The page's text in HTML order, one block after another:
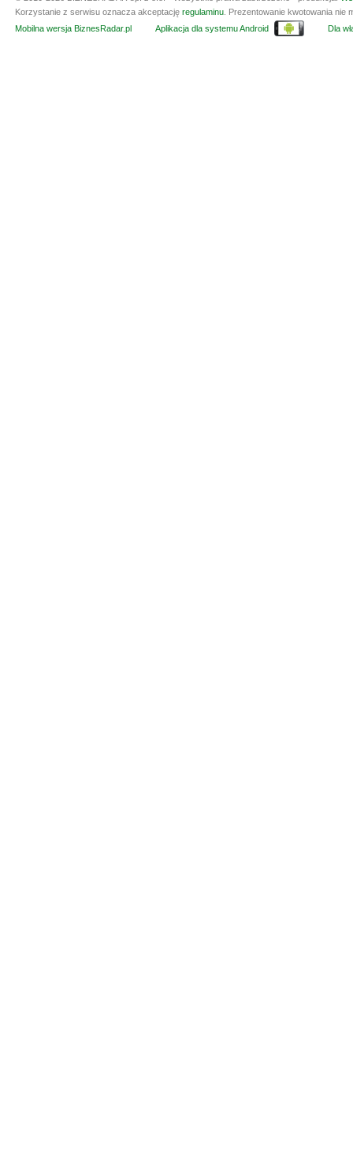
Korzystanie z serwisu oznacza akceptację regulaminu . Prezentowanie kwotowania
Mobilna wersja BiznesRadar.pl
Aplikacja dla systemu Android Dla